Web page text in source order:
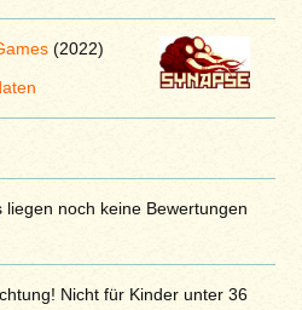
(2022)
liegen noch keine Bewertungen
Nicht für Kinder unter 36